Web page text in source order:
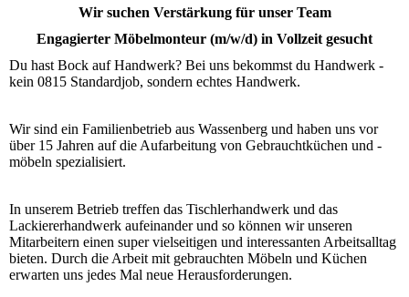
Wir suchen Verstärkung für unser Team
Engagierter Möbelmonteur (m/w/d) in Vollzeit gesucht
Du hast Bock auf Handwerk? Bei uns bekommst du Handwerk -
kein 0815 Standardjob, sondern echtes Handwerk.
Wir sind ein Familienbetrieb aus Wassenberg und haben uns vor
über 15 Jahren auf die Aufarbeitung von Gebrauchtküchen und -
möbeln spezialisiert.
In unserem Betrieb treffen das Tischlerhandwerk und das
Lackiererhandwerk aufeinander und so können wir unseren
Mitarbeitern einen super vielseitigen und interessanten Arbeitsalltag
bieten. Durch die Arbeit mit gebrauchten Möbeln und Küchen
erwarten uns jedes Mal neue Herausforderungen.